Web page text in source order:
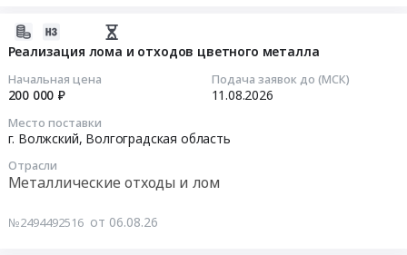
GPS).
Реализация лома и отходов цветного металла
Начальная цена
200 000 ₽
Подача заявок до (МСК)
11.08.2026
Место поставки
г. Волжский, Волгоградская область
Отрасли
Металлические отходы и лом
№2494492516 от 06.08.26